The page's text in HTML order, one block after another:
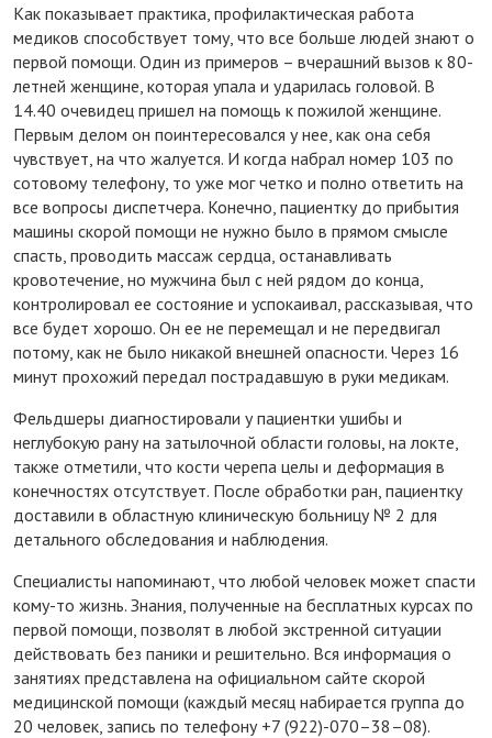
Как показывает практика, профилактическая работа
медиков способствует тому, что все больше людей знают о
первой помощи. Один из примеров – вчерашний вызов к 80-
летней женщине, которая упала и ударилась головой. В
14.40 очевидец пришел на помощь к пожилой женщине.
Первым делом он поинтересовался у нее, как она себя
чувствует, на что жалуется. И когда набрал номер 103 по
сотовому телефону, то уже мог четко и полно ответить на
все вопросы диспетчера. Конечно, пациентку до прибытия
машины скорой помощи не нужно было в прямом смысле
спасть, проводить массаж сердца, останавливать
кровотечение, но мужчина был с ней рядом до конца,
контролировал ее состояние и успокаивал, рассказывая, что
все будет хорошо. Он ее не перемещал и не передвигал
потому, как не было никакой внешней опасности. Через 16
минут прохожий передал пострадавшую в руки медикам.
Фельдшеры диагностировали у пациентки ушибы и
неглубокую рану на затылочной области головы, на локте,
также отметили, что кости черепа целы и деформация в
конечностях отсутствует. После обработки ран, пациентку
доставили в областную клиническую больницу № 2 для
детального обследования и наблюдения.
Специалисты напоминают, что любой человек может спасти
кому-то жизнь. Знания, полученные на бесплатных курсах по
первой помощи, позволят в любой экстренной ситуации
действовать без паники и решительно. Вся информация о
занятиях представлена на официальном сайте скорой
медицинской помощи (каждый месяц набирается группа до
20 человек, запись по телефону +7 (922)-070–38–08).